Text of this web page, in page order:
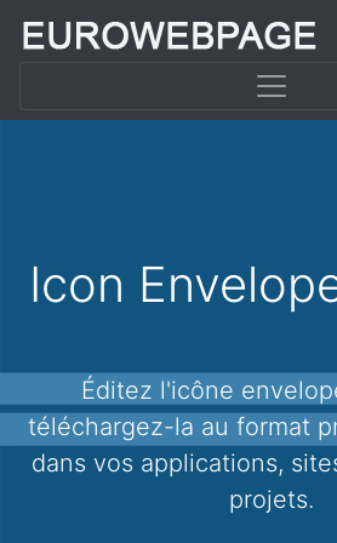
Icon
Éditez l'icône envelope square et
téléchargez-la au format
dans vos applications,
projets.